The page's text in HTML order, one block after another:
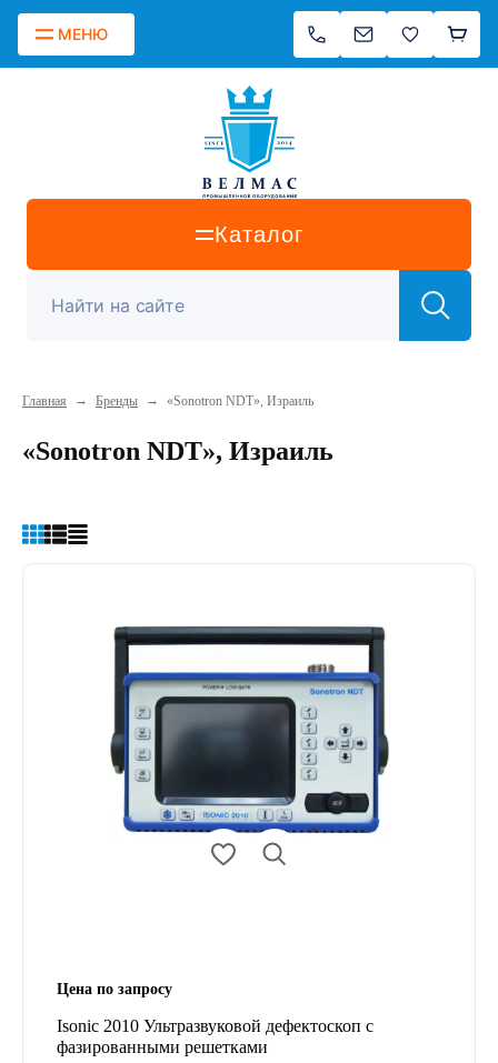
МЕНЮ
Каталог
Главная → Бренды → «Sonotron NDT», Израиль
«Sonotron NDT», Израиль
Цена по запросу
Isonic 2010 Ультразвуковой дефектоскоп с
фазированными решетками